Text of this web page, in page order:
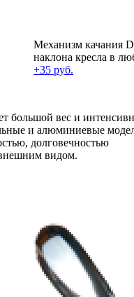
Механизм качания
наклона кресла в
+35 руб.
большой вес и
и алюминиевые
долговечностью
видом.